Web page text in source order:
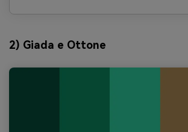
2) Giada e Ottone